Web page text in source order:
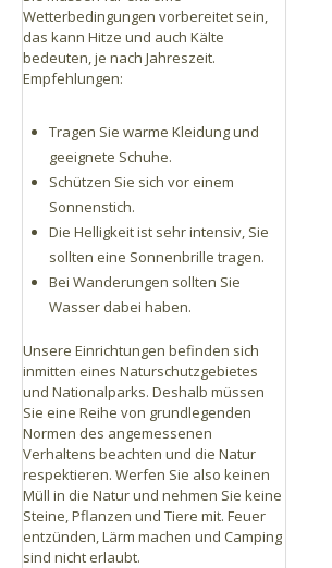
Wetterbedingungen vorbereitet sein,
das kann Hitze und auch Kälte
bedeuten, je nach Jahreszeit.
Empfehlungen:
Tragen Sie warme Kleidung und
geeignete Schuhe.
Schützen Sie sich vor einem
Sonnenstich.
Die Helligkeit ist sehr intensiv, Sie
sollten eine Sonnenbrille tragen.
Bei Wanderungen sollten Sie
Wasser dabei haben.
Unsere Einrichtungen befinden sich
inmitten eines Naturschutzgebietes
und Nationalparks. Deshalb müssen
Sie eine Reihe von grundlegenden
Normen des angemessenen
Verhaltens beachten und die Natur
respektieren. Werfen Sie also keinen
Müll in die Natur und nehmen Sie keine
Steine, Pflanzen und Tiere mit. Feuer
entzünden, Lärm machen und Camping
sind nicht erlaubt.